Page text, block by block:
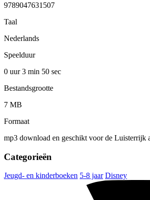
9789047631507
Taal
Nederlands
Speelduur
0 uur 3 min 50 sec
Bestandsgrootte
7 MB
Formaat
mp3 download en geschikt voor de Luisterrijk
Categorieën
Jeugd- en kinderboeken 5-8 jaar Disney